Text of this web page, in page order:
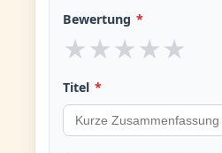
Bewertung *
★ ★ ★ ★ ★
Titel *